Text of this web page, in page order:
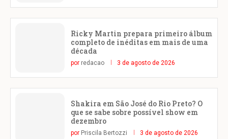
Ricky Martin prepara primeiro álbum
completo de inéditas em mais de uma
década
por redacao 3 de agosto de 2026
Shakira em São José do Rio Preto? O
que se sabe sobre possível show em
dezembro
por Priscila Bertozzi 3 de agosto de 2026